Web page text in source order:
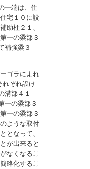
一端は、住
宅１０に設
助柱２１、
一の梁部３
補強梁３
ゴラによれ
れぞれ設け
溝部４１
一の梁部３
一の梁部３
ような取付
となって、
が出来ると
なくなるこ
略化するこ